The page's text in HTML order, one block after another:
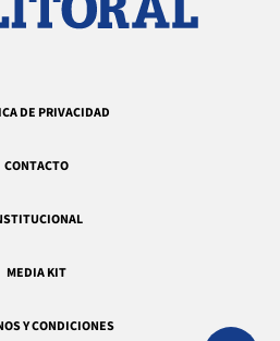
DE PRIVACIDAD
CONTACTO
MEDIA KIT
Y CONDICIONES